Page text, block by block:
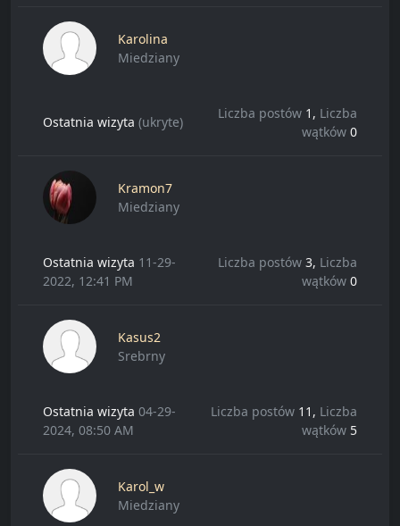
Karolina
Miedziany
Ostatnia wizyta (ukryte)
Liczba postów 1, Liczba
wątków 0
Kramon7
Miedziany
Ostatnia wizyta 11-29-
2022, 12:41 PM
Liczba postów 3, Liczba
wątków 0
Kasus2
Srebrny
Ostatnia wizyta 04-29-
2024, 08:50 AM
Liczba postów 11, Liczba
wątków 5
Karol_w
Miedziany